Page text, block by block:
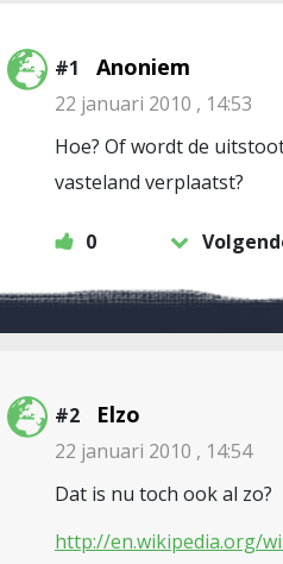
#1 Anoniem
22 januari 2010 , 14:53
Hoe? Of wordt de
vasteland verplaatst?
0
#2 Elzo
22 januari 2010 , 14:54
Dat is nu toch ook al zo?
http://en.wikipedia.org/